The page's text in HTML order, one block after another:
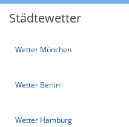
Städtewetter
Wetter München
Wetter Berlin
Wetter Hamburg